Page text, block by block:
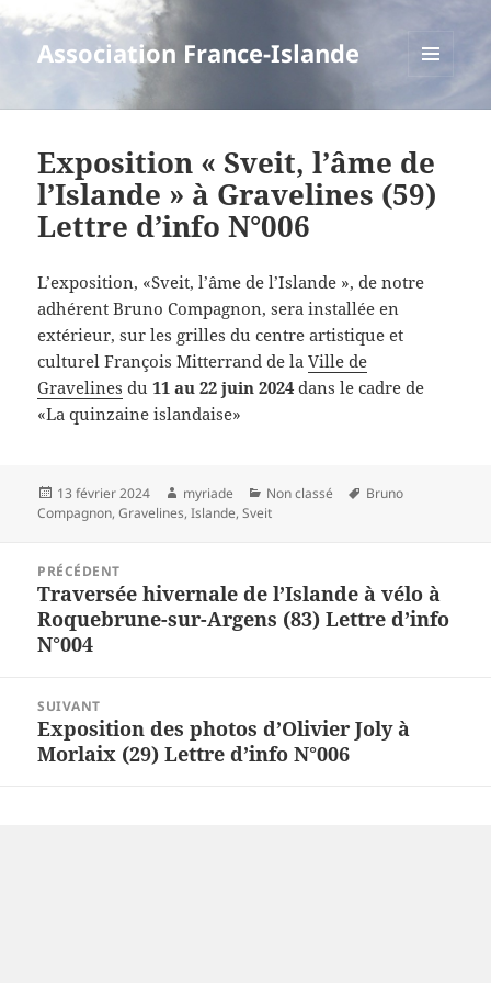
Association France-Islande
Exposition « Sveit, l’âme de
l’Islande » à Gravelines (59)
Lettre d’info N°006
L’exposition, «Sveit, l’âme de l’Islande », de notre
adhérent Bruno Compagnon, sera installée en
extérieur, sur les grilles du centre artistique et
culturel François Mitterrand de laVille de
Gravelines du11 au 22 juin 2024 dans le cadre de
«La quinzaine islandaise»
Publié
le
13 février 2024 Auteur
myriade Catégories
Non classé
Mots-
Bruno
Compagnon,Gravelines,Islande,Sveit
l’article
PRÉCÉDENT
Article
précédent :
Traversée hivernale de l’Islande à vélo à
Roquebrune-sur-Argens (83) Lettre d’info
N°004
SUIVANT
Article
suivant :
Exposition des photos d’Olivier Joly à
Morlaix (29) Lettre d’info N°006